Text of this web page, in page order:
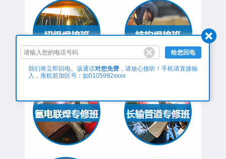
给您回电
我们将立即回电。该通话对您免费，请放心接听！手机请直接输
入，座机前加区号：如0105992xxxx